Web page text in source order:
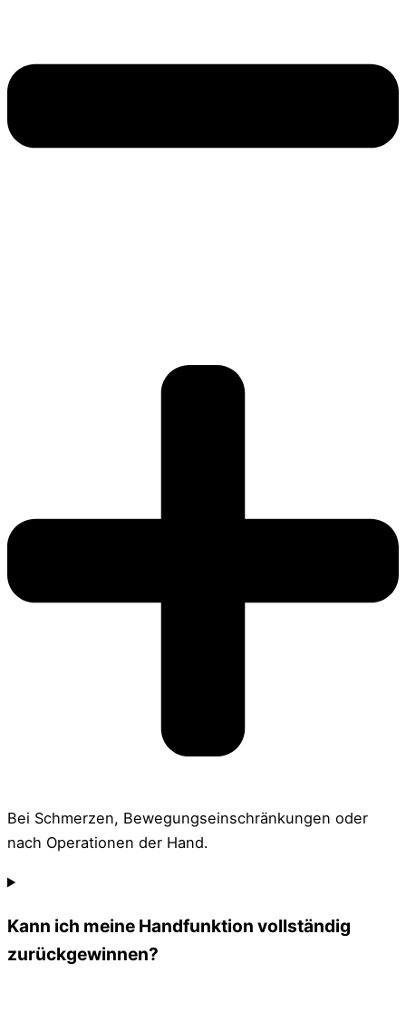
Bei Schmerzen, Bewegungseinschränkungen oder
nach Operationen der Hand.
Kann ich meine Handfunktion vollständig
zurückgewinnen?